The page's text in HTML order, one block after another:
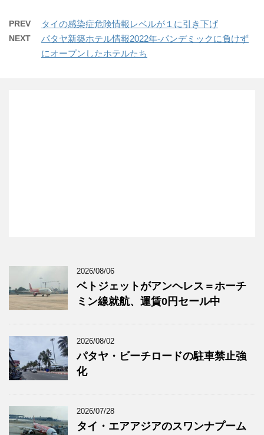
PREV タイの感染症危険情報レベルが１に引き下げ
NEXT
パタヤ新築ホテル情報2022年-パンデミックに負けず
にオープンしたホテルたち
2026/08/06
ベトジェットがアンヘレス＝ホーチ
ミン線就航、運賃0円セール中
2026/08/02
パタヤ・ビーチロードの駐車禁止強
化
2026/07/28
タイ・エアアジアのスワンナプーム